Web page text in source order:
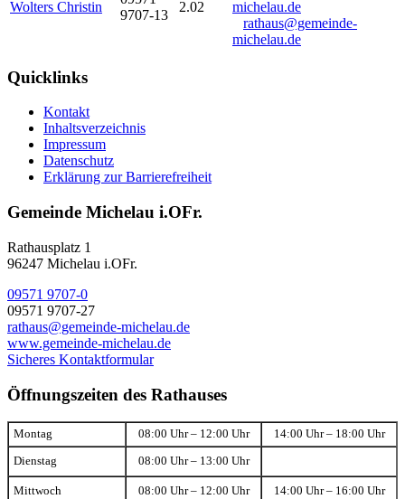
Wolters Christin
9707-13
2.02
rathaus@gemeinde-
michelau.de
Quicklinks
Kontakt
Inhaltsverzeichnis
Impressum
Datenschutz
Erklärung zur Barrierefreiheit
Gemeinde Michelau i.OFr.
Rathausplatz 1
96247 Michelau i.OFr.
09571 9707-0
09571 9707-27
rathaus@gemeinde-michelau.de
www.gemeinde-michelau.de
Sicheres Kontaktformular
Öffnungszeiten des Rathauses
Montag 08:00 Uhr – 12:00 Uhr 14:00 Uhr – 18:00 Uhr
Dienstag 08:00 Uhr – 13:00 Uhr
Mittwoch 08:00 Uhr – 12:00 Uhr 14:00 Uhr – 16:00 Uhr